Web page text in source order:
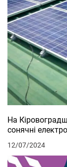
На
сонячні
12/07/2024